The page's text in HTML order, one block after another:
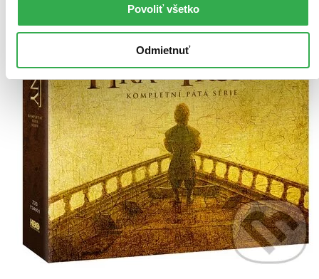
Povoliť všetko
Odmietnuť